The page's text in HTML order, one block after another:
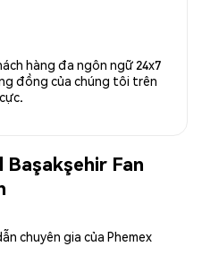
hàng đa ngôn ngữ 24x7
đồng của chúng tôi trên
Fan
chuyên gia của Phemex